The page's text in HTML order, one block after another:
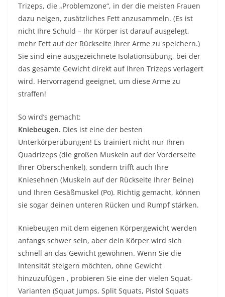
Trizeps, die „Problemzone“, in der die meisten Frauen
dazu neigen, zusätzliches Fett anzusammeln. (Es ist
nicht Ihre Schuld – Ihr Körper ist darauf ausgelegt,
mehr Fett auf der Rückseite Ihrer Arme zu speichern.)
Sie sind eine ausgezeichnete Isolationsübung, bei der
das gesamte Gewicht direkt auf Ihren Trizeps verlagert
wird. Hervorragend geeignet, um diese Arme zu
straffen!
So wird’s gemacht:
Kniebeugen. Dies ist eine der besten
Unterkörperübungen! Es trainiert nicht nur Ihren
Quadrizeps (die großen Muskeln auf der Vorderseite
Ihrer Oberschenkel), sondern trifft auch Ihre
Kniesehnen (Muskeln auf der Rückseite Ihrer Beine)
und Ihren Gesäßmuskel (Po). Richtig gemacht, können
sie sogar deinen unteren Rücken und Rumpf stärken.
Kniebeugen mit dem eigenen Körpergewicht werden
anfangs schwer sein, aber dein Körper wird sich
schnell an das Gewicht gewöhnen. Wenn Sie die
Intensität steigern möchten, ohne Gewicht
hinzuzufügen , probieren Sie eine der vielen Squat-
Varianten (Squat Jumps, Split Squats, Pistol Squats